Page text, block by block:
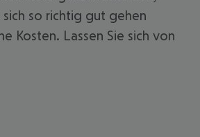
so richtig gut gehen
Kosten. Lassen Sie sich von